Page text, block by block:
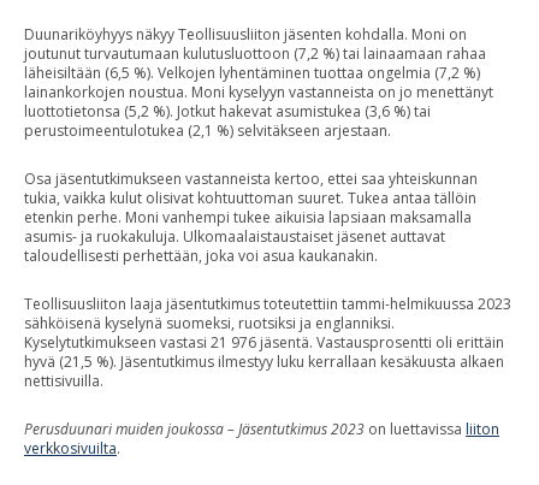
Duunariköyhyys näkyy Teollisuusliiton jäsenten kohdalla. Moni on
joutunut turvautumaan kulutusluottoon (7,2 %) tai lainaamaan rahaa
läheisiltään (6,5 %). Velkojen lyhentäminen tuottaa ongelmia (7,2 %)
lainankorkojen noustua. Moni kyselyyn vastanneista on jo menettänyt
luottotietonsa (5,2 %). Jotkut hakevat asumistukea (3,6 %) tai
perustoimeentulotukea (2,1 %) selvitäkseen arjestaan.
Osa jäsentutkimukseen vastanneista kertoo, ettei saa yhteiskunnan
tukia, vaikka kulut olisivat kohtuuttoman suuret. Tukea antaa tällöin
etenkin perhe. Moni vanhempi tukee aikuisia lapsiaan maksamalla
asumis- ja ruokakuluja. Ulkomaalaistaustaiset jäsenet auttavat
taloudellisesti perhettään, joka voi asua kaukanakin.
Teollisuusliiton laaja jäsentutkimus toteutettiin tammi-helmikuussa 2023
sähköisenä kyselynä suomeksi, ruotsiksi ja englanniksi.
Kyselytutkimukseen vastasi 21 976 jäsentä. Vastausprosentti oli erittäin
hyvä (21,5 %). Jäsentutkimus ilmestyy luku kerrallaan kesäkuusta alkaen
nettisivuilla.
Perusduunari muiden joukossa – Jäsentutkimus 2023 on luettavissa liiton
verkkosivuilta.